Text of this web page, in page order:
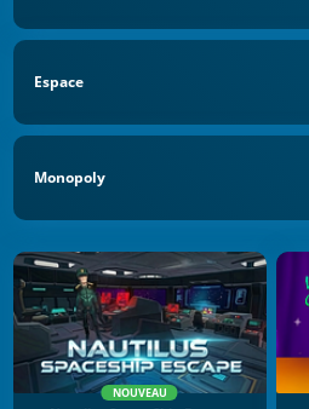
Espace
Monopoly
NOUVEAU